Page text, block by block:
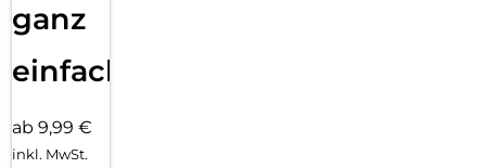
ganz
einfach
ab 9,99 €
inkl. MwSt.